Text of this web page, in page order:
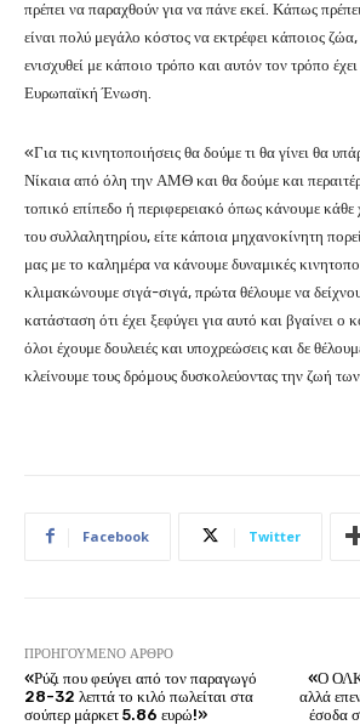
πρέπει να παραχθούν για να πάνε εκεί. Κάπως
είναι πολύ μεγάλο κόστος να εκτρέφει κάποιος
ενισχυθεί με κάποιο τρόπο και αυτόν τον τρόπο έχει
Ευρωπαϊκή Ένωση.
«Για τις κινητοποιήσεις θα δούμε τι θα γίνει θα
Νίκαια από όλη την ΑΜΘ και θα δούμε και
τοπικό επίπεδο ή περιφερειακό όπως κάνουμε κάθε
του συλλαλητηρίου, είτε κάποια μηχανοκίνητη
μας με το καλημέρα να κάνουμε δυναμικές
κλιμακώνουμε σιγά-σιγά, πρώτα θέλουμε να
κατάσταση ότι έχει ξεφύγει για αυτό και βγαίνει ο
όλοι έχουμε δουλειές και υποχρεώσεις και δε
κλείνουμε τους δρόμους δυσκολεύοντας την ζωή
Facebook Twitter
ΠΡΟΗΓΟΎΜΕΝΟ ΆΡΘΡΟ
«Ρύζι που φεύγει από τον παραγωγό
28-32 λεπτά το κιλό πωλείται στα
σούπερ μάρκετ 5.86 ευρώ!»
«Ο ΟΛΚ
αλλά
έσοδα